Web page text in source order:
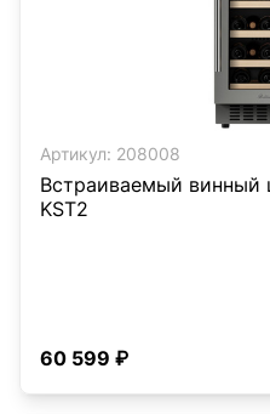
Артикул: 208008
Встраиваемый винный
KST2
60 599 ₽